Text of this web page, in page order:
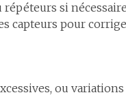
si
capteurs pour
ou